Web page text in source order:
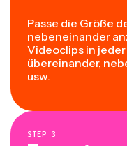
Passe die Größe
nebeneinander
Videoclips in
übereinander,
usw.
STEP 3